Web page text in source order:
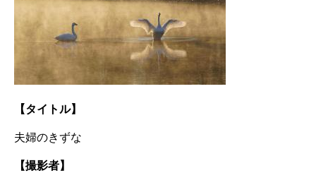
【タイトル】
夫婦のきずな
【撮影者】